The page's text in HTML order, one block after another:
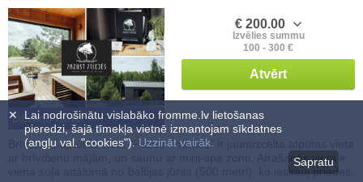
Dāvanu karte
€ 200.00
Izvēlies summu
100 - 300 €
Atvērt
Brīvdienu aptūtas vieta "Pazust Priedēs" ir jaunuzcelta atpūtas vieta
ar brīvdienu mājām, un saunu ar mini-spa zonu. Atrašanās vieta ir
viena soļa attālumā no Baltijas jūras (500 metri), ko ieskauj priedes.
Lai nodrošinātu vislabāko fromme.lv lietošanas
pieredzi, šajā tīmekļa vietnē izmantojam sīkdatnes
(angļu val. "cookies"). Uzzināt vairāk.
Sapratu
✕